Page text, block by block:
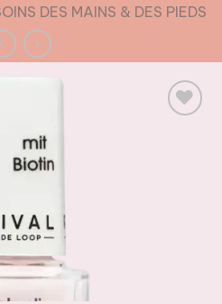
DES MAINS & DES PIEDS